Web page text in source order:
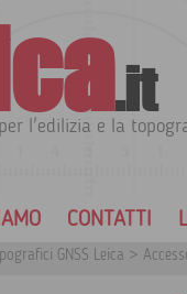
.it
l'edilizia e la
CONTATTI
GNSS Leica >